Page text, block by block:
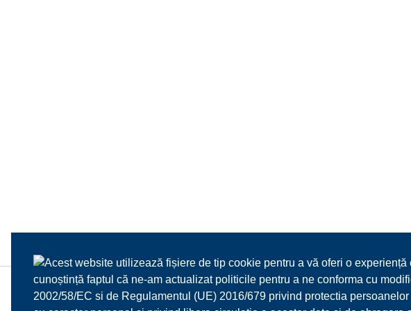
Acest website utilizează fișiere de tip cookie pentru a vă oferi o
cunoștință faptul că ne-am actualizat politicile pentru a ne conforma cu
2002/58/EC si de Regulamentul (UE) 2016/679 privind protectia
HOME DESPRE NOI